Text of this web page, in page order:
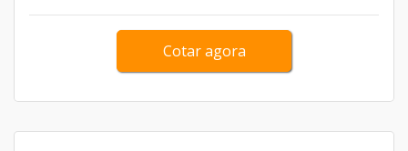
Cotar agora